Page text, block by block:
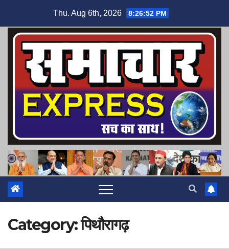
content
Thu. Aug 6th, 2026 8:26:53 PM
Category:पिथौरागढ़